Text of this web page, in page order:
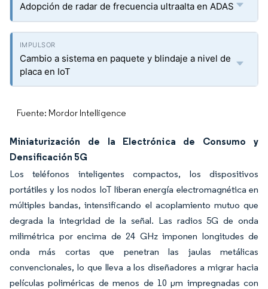
Adopción de radar de frecuencia ultraalta en ADAS
Cambio a sistema en paquete y blindaje a nivel de
placa en IoT
Fuente: Mordor Intelligence
Miniaturización de la Electrónica de Consumo y
Densificación 5G
Los teléfonos inteligentes compactos, los dispositivos
portátiles y los nodos IoT liberan energía electromagnética en
múltiples bandas, intensificando el acoplamiento mutuo que
degrada la integridad de la señal. Las radios 5G de onda
milimétrica por encima de 24 GHz imponen longitudes de
onda más cortas que penetran las jaulas metálicas
convencionales, lo que lleva a los diseñadores a migrar hacia
películas poliméricas de menos de 10 µm impregnadas con